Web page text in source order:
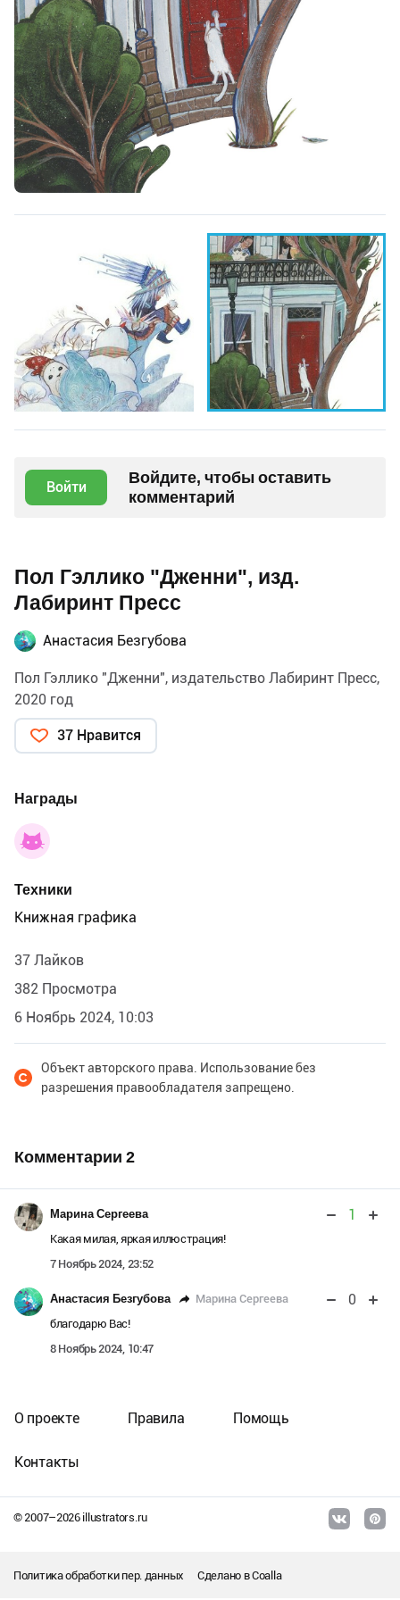
Войти
Войдите, чтобы оставить
комментарий
Пол Гэллико "Дженни", изд.
Лабиринт Пресс
Анастасия Безгубова
Пол Гэллико "Дженни", издательство Лабиринт Пресс,
2020 год
37 Нравится
Награды
Техники
Книжная графика
37 Лайков
382 Просмотра
6 Ноябрь 2024, 10:03
Объект авторского права. Использование без
разрешения правообладателя запрещено.
Комментарии 2
Марина Сергеева 1
Какая милая, яркая иллюстрация!
7 Ноябрь 2024, 23:52
Анастасия Безгубова Марина Сергеева 0
благодарю Вас!
8 Ноябрь 2024, 10:47
© 2007–2026illustrators.ru
О проекте Правила Помощь
Контакты
Политика обработки пер. данных Сделано вCoalla